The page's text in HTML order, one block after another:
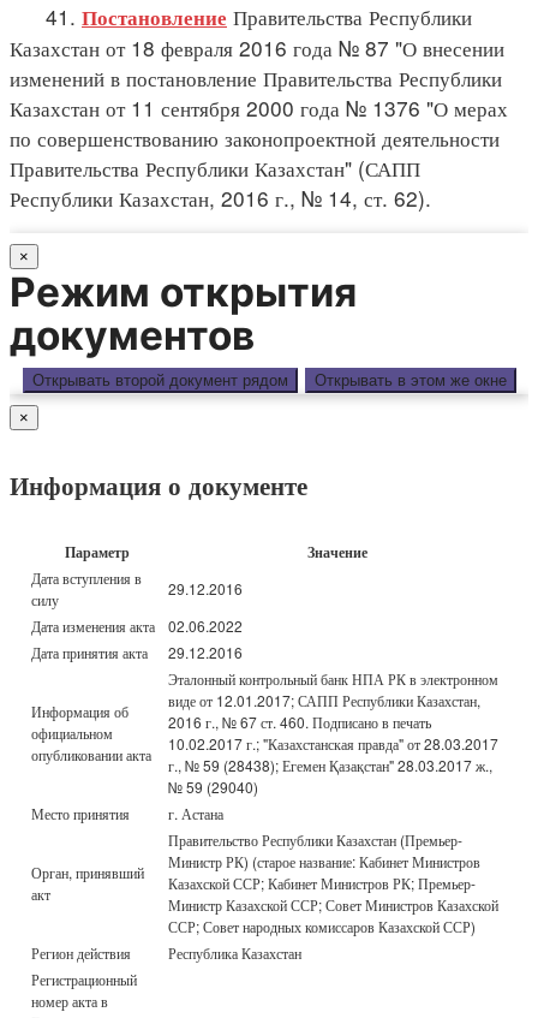
41. Постановление Правительства Республики
Казахстан от 18 февраля 2016 года № 87 "О внесении
изменений в постановление Правительства Республики
Казахстан от 11 сентября 2000 года № 1376 "О мерах
по совершенствованию законопроектной деятельности
Правительства Республики Казахстан" (САПП
Республики Казахстан, 2016 г., № 14, ст. 62).
×
Режим открытия
документов
Открывать второй документ рядом Открывать в этом же окне
×
Информация о документе
Параметр Значение
Дата вступления в
силу
29.12.2016
Дата изменения акта
02.06.2022
Дата принятия акта
29.12.2016
Информация об
официальном
опубликовании акта
Эталонный контрольный банк НПА РК в электронном
виде от 12.01.2017; САПП Республики Казахстан,
2016 г., № 67 ст. 460. Подписано в печать
10.02.2017 г.; "Казахстанская правда" от 28.03.2017
г., № 59 (28438); Егемен Қазақстан" 28.03.2017 ж.,
№ 59 (29040)
Место принятия
г. Астана
Орган, принявший
акт
Правительство Республики Казахстан (Премьер-
Министр РК) (старое название: Кабинет Министров
Казахской ССР; Кабинет Министров РК; Премьер-
Министр Казахской ССР; Совет Министров Казахской
ССР; Совет народных комиссаров Казахской ССР)
Регион действия
Республика Казахстан
Регистрационный
номер акта в